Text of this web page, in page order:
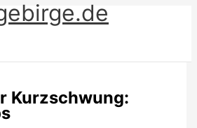
Kurzschwung: